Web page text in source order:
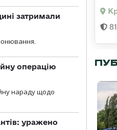
затримали
операцію
нараду щодо
уражено